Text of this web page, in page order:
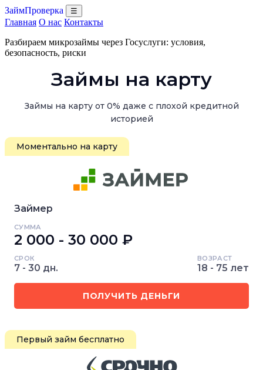
ЗаймПроверка ☰
Главная О нас Контакты
Разбираем микрозаймы через Госуслуги: условия,
безопасность, риски
Займы на карту
Займы на карту от 0% даже с плохой кредитной
историей
Моментально на карту
Займер
СУММА
2 000 - 30 000 ₽
СРОК
7 - 30 дн.
ВОЗРАСТ
18 - 75 лет
ПОЛУЧИТЬ ДЕНЬГИ
Первый займ бесплатно